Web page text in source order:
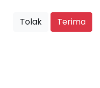
Tolak Terima